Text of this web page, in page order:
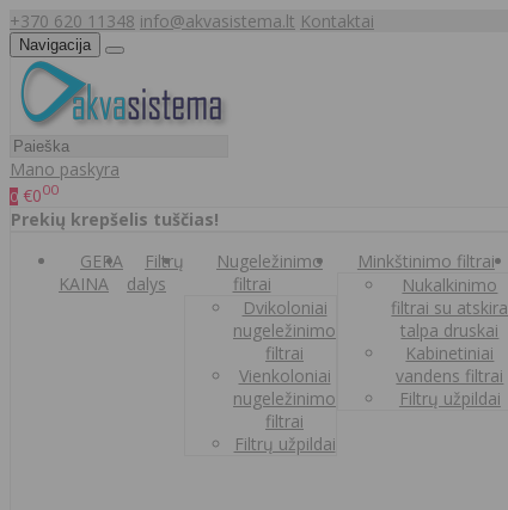
+370 620 11348 info@akvasistema.lt Kontaktai
Navigacija
Mano paskyra
0 €000
Prekių krepšelis tuščias!
GERA
KAINA
Filtrų
dalys
Nugeležinimo
filtrai
Dvikoloniai
nugeležinimo
filtrai
Vienkoloniai
nugeležinimo
filtrai
Filtrų užpildai
Minkštinimo filtrai
Nukalkinimo
filtrai su atskira
talpa druskai
Kabinetiniai
vandens filtrai
Filtrų užpildai